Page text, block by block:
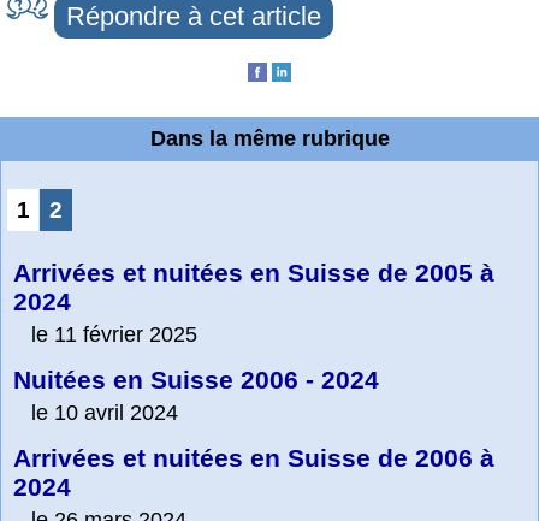
Répondre à cet article
Dans la même rubrique
1 2
Arrivées et nuitées en Suisse de 2005 à
2024
le 11 février 2025
Nuitées en Suisse 2006 - 2024
le 10 avril 2024
Arrivées et nuitées en Suisse de 2006 à
2024